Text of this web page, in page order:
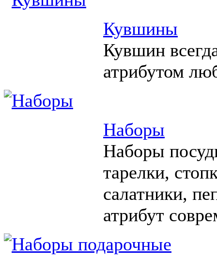
Кувшины
Кувшин
атрибутом
Наборы
Наборы
тарелки,
салатники,
атрибут